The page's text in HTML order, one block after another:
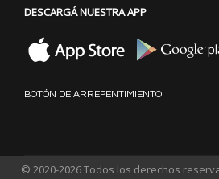
DESCARGÁ NUESTRA APP
BOTÓN DE ARREPENTIMIENTO
© 2020-2026 Todos los derechos